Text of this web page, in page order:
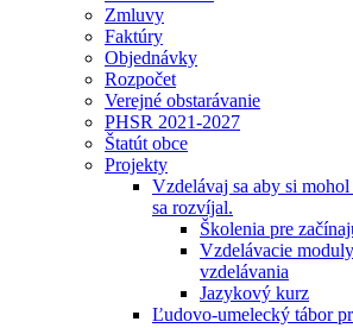
Zmluvy
Faktúry
Objednávky
Rozpočet
Verejné obstarávanie
PHSR 2021-2027
Štatút obce
Projekty
Vzdelávaj sa aby si
sa rozvíjal.
Školenia pre
Vzdelávacie
vzdelávania
Jazykový kurz
Ľudovo-umelecký tábor